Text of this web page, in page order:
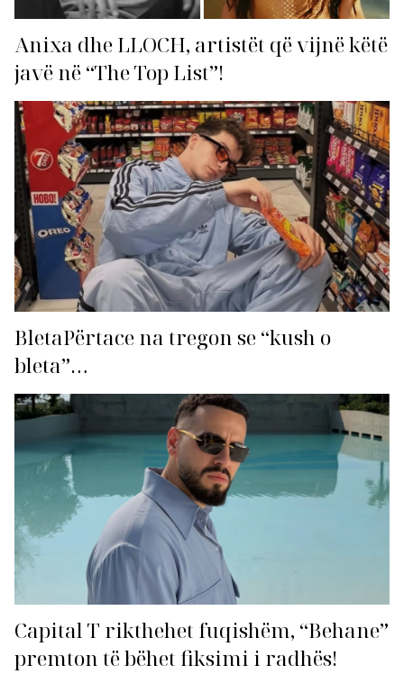
Anixa dhe LLOCH, artistët që vijnë këtë
javë në “The Top List”!
BletaPërtace na tregon se “kush o
bleta”…
Capital T rikthehet fuqishëm, “Behane”
premton të bëhet fiksimi i radhës!